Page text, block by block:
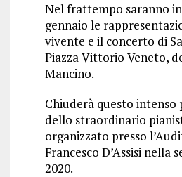
Nel frattempo saranno
gennaio le
vivente e il concerto di
Piazza Vittorio Veneto,
Mancino.
Chiuderà questo
dello straordinario
organizzato presso
Francesco D’Assisi nella
2020.